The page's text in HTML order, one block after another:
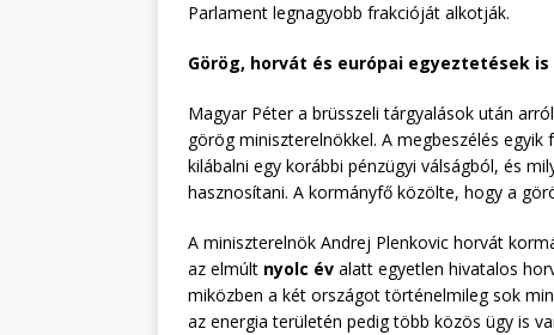
Parlament legnagyobb frakcióját alkotják.
Görög, horvát és európai egyeztetések
Magyar Péter a brüsszeli tárgyalások után
görög miniszterelnökkel. A megbeszélés
kilábalni egy korábbi pénzügyi válságból, és
hasznosítani. A kormányfő közölte, hogy a
A miniszterelnök Andrej Plenkovic horvát
az elmúlt nyolc év alatt egyetlen hivatalos
miközben a két országot történelmileg sok
az energia területén pedig több közös ügy is